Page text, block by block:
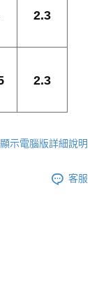
2.3
2.3
顯示電腦版詳細說明
客服